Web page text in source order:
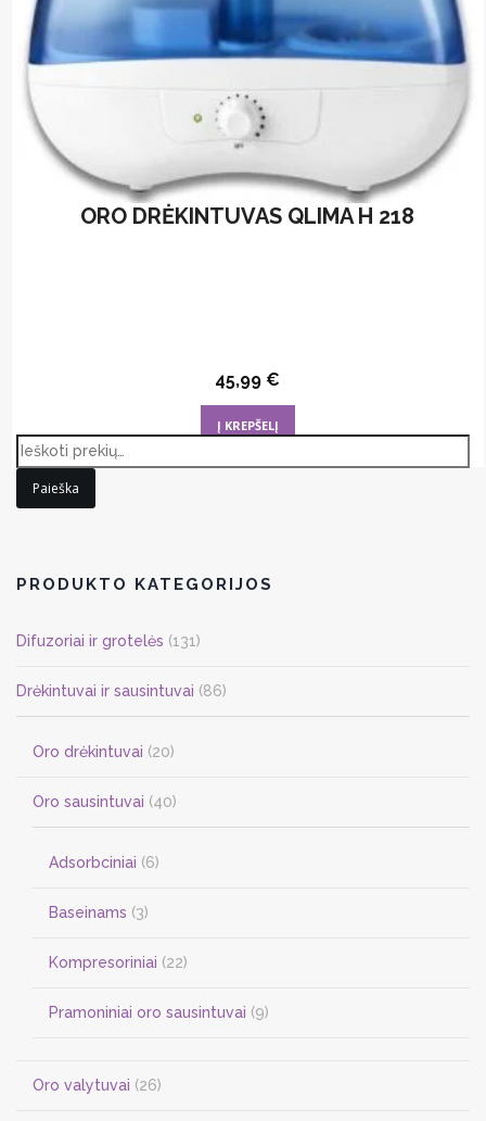
ORO DRĖKINTUVAS QLIMA H 218
45,99 €
Į KREPŠELĮ
Paieška
PRODUKTO KATEGORIJOS
Difuzoriai ir grotelės (131)
Drėkintuvai ir sausintuvai (86)
Oro drėkintuvai (20)
Oro sausintuvai (40)
Adsorbciniai (6)
Baseinams (3)
Kompresoriniai (22)
Pramoniniai oro sausintuvai (9)
Oro valytuvai (26)